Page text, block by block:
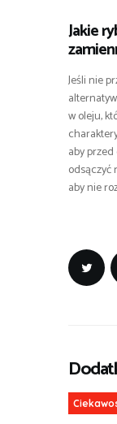
Jakie
Jeśli nie
w oleju,
aby
odsączyć
aby nie